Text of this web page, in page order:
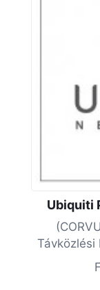
Ubiquiti
Távközlési